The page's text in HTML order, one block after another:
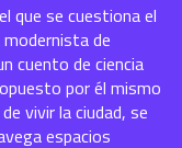
que se cuestiona el
de
cuento de ciencia
por él mismo
vivir la ciudad, se
espacios